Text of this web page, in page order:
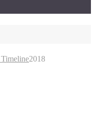
2018